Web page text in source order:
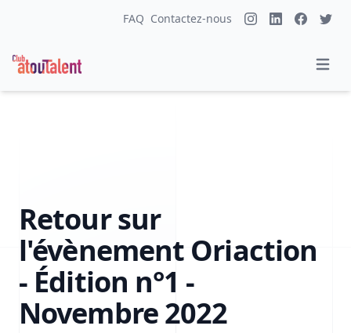
FAQ Contactez-nous
Retour sur
l'évènement Oriaction
- Édition n°1 -
Novembre 2022